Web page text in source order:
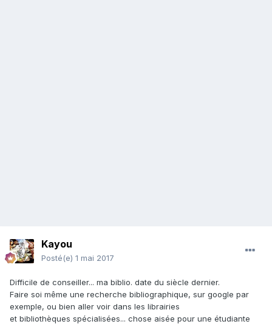
Kayou
Posté(e) 1 mai 2017
Difficile de conseiller... ma biblio. date du siècle dernier.
Faire soi même une recherche bibliographique, sur google par
exemple, ou bien aller voir dans les librairies
et bibliothèques spécialisées... chose aisée pour une étudiante